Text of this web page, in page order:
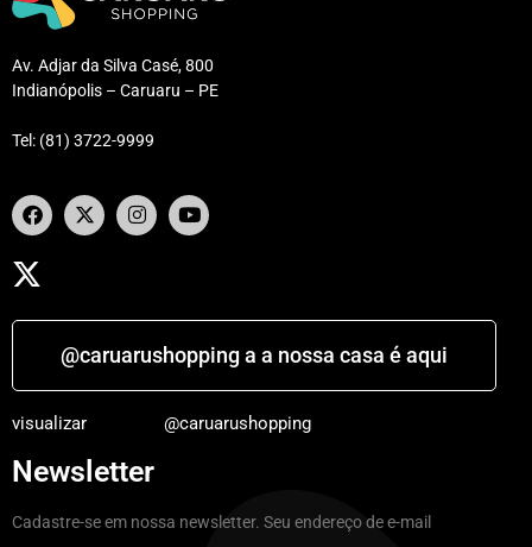
Av. Adjar da Silva Casé, 800
Indianópolis – Caruaru – PE
Tel: (81) 3722-9999
@caruarushopping a a nossa casa é aqui
visualizar @caruarushopping
Newsletter
Cadastre-se em nossa newsletter. Seu endereço de e-mail